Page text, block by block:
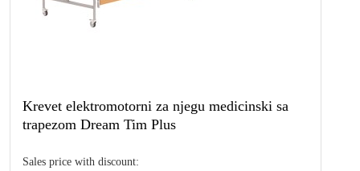
Krevet elektromotorni za njegu medicinski sa
trapezom Dream Tim Plus
Sales price with discount: